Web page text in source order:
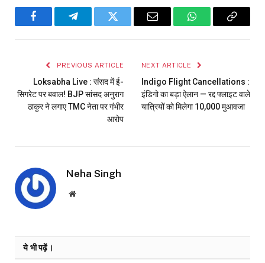
FacebookTelegramTwitter Email WhatsAppCopy
PREVIOUS ARTICLE
Loksabha Live : संसद में ई-
सिगरेट पर बवाल! BJP सांसद अनुराग
ठाकुर ने लगाए TMC नेता पर गंभीर
आरोप
NEXT ARTICLE
Indigo Flight Cancellations :
इंडिगो का बड़ा ऐलान — रद्द फ्लाइट वाले
यात्रियों को मिलेगा ₹10,000 मुआवजा
Neha Singh
Website
ये भी पढ़ें।